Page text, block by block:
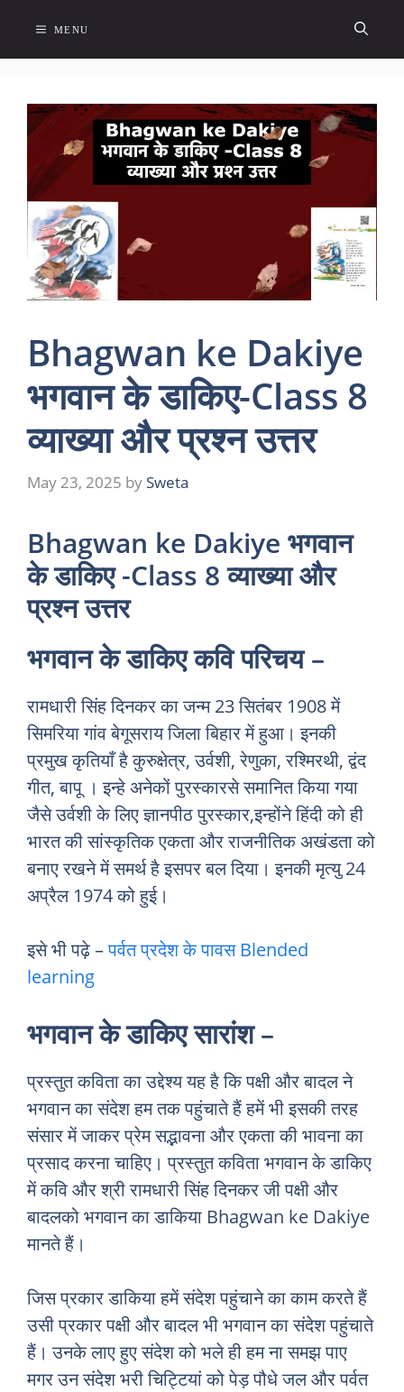
content
MENU
Bhagwan ke Dakiye
भगवान के डाकिए-Class 8
व्याख्या और प्रश्न उत्तर
May 23, 2025 by Sweta
Bhagwan ke Dakiye भगवान
के डाकिए -Class 8 व्याख्या और
प्रश्न उत्तर
भगवान के डाकिए कवि परिचय –
रामधारी सिंह दिनकर का जन्म 23 सितंबर 1908 में
सिमरिया गांव बेगूसराय जिला बिहार में हुआ। इनकी
प्रमुख कृतियाँ है कुरुक्षेत्र, उर्वशी, रेणुका, रश्मिरथी, द्वंद
गीत, बापू । इन्हे अनेकों पुरस्कारसे समानित किया गया
जैसे उर्वशी के लिए ज्ञानपीठ पुरस्कार,इन्होंने हिंदी को ही
भारत की सांस्कृतिक एकता और राजनीतिक अखंडता को
बनाए रखने में समर्थ है इसपर बल दिया। इनकी मृत्यु 24
अप्रैल 1974 को हुई।
इसे भी पढ़े –पर्वत प्रदेश के पावस Blended
learning
भगवान के डाकिए सारांश –
प्रस्तुत कविता का उद्देश्य यह है कि पक्षी और बादल ने
भगवान का संदेश हम तक पहुंचाते हैं हमें भी इसकी तरह
संसार में जाकर प्रेम सद्भावना और एकता की भावना का
प्रसाद करना चाहिए। प्रस्तुत कविता भगवान के डाकिए
में कवि और श्री रामधारी सिंह दिनकर जी पक्षी और
बादलको भगवान का डाकिया Bhagwan ke Dakiye
मानते हैं।
जिस प्रकार डाकिया हमें संदेश पहुंचाने का काम करते हैं
उसी प्रकार पक्षी और बादल भी भगवान का संदेश पहुंचाते
हैं। उनके लाए हुए संदेश को भले ही हम ना समझ पाए
मगर उन संदेश भरी चिट्टियां को पेड़ पौधे जल और पर्वत